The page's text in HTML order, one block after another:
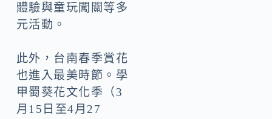
體驗與童玩闖關等多
元活動。
此外，台南春季賞花
也進入最美時節。學
甲蜀葵花文化季（3
月15日至4月27